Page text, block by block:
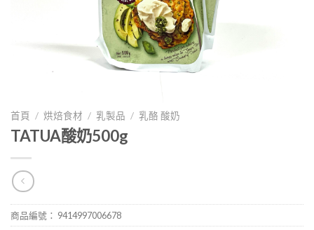
首頁 / 烘焙食材 / 乳製品 / 乳酪 酸奶
TATUA酸奶500g
商品編號： 9414997006678